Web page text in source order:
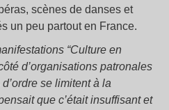
scènes de danses et
un peu partout en France.
“Culture en
d’organisations patronales
se limitent à la
que c’était insuffisant et